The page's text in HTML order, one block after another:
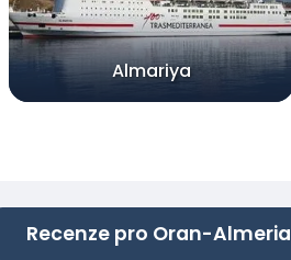
Almariya
Recenze pro Oran-Almeria